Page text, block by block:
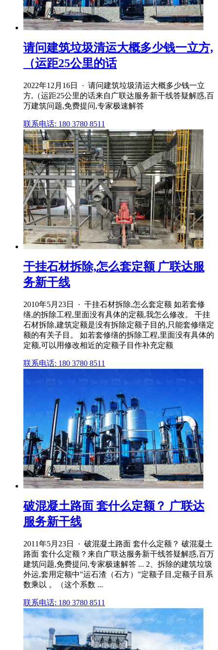
请问建筑垃圾清运大概多少钱一立方,
（运距25公里的话
2022年12月16日 · 请问建筑垃圾清运大概多少钱一立
方,（运距25公里的话来自广联达服务新干线答疑解惑,百
万建筑问题,免费提问,专家极速解答
联系电话: 180 3780 8511
干挂石材拆除,怎么套定额 广联达服
务新干线
2010年5月23日 · 干挂石材拆除,怎么套定额 如若套修
缮,的拆除工程,里面没有具体的定额,我怎么修改。 干挂
石材拆除,建筑定额是没有拆除定额子目的,只能套修缮定
额的有关子目。 如若套修缮的拆除工程,里面没有具体的
定额,可以用修改相近的定额子目作补充定额
联系电话: 180 3780 8511
破混凝土路面 套什么定额？ 广联达
服务新干线
2011年5月23日 · 破混凝土路面 套什么定额？ 破混凝土
路面 套什么定额？来自广联达服务新干线答疑解惑,百万
建筑问题,免费提问,专家极速解答 ... 2、拆除的建筑垃圾
外运,套用定额中"运石渣（石方）"定额子目,定额子目系
数乘以 。（这个系数 ...
联系电话: 180 3780 8511